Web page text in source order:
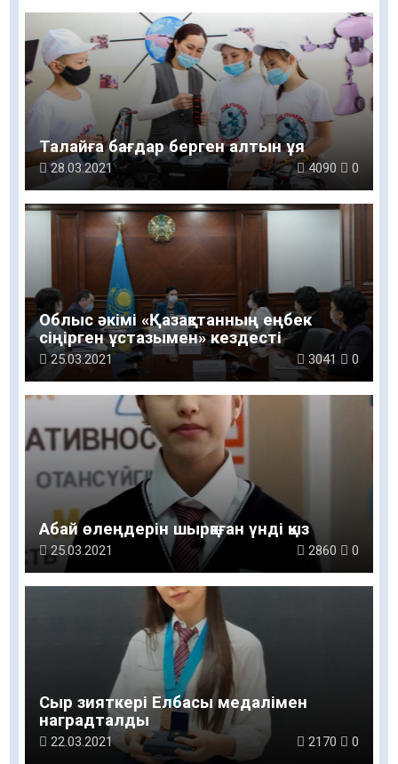
Талайға бағдар берген алтын ұя
28.03.2021 4090 0
Облыс әкімі «Қазақстанның еңбек
сіңірген ұстазымен» кездесті
25.03.2021 3041 0
Абай өлеңдерін шырқаған үнді қыз
25.03.2021 2860 0
Сыр зияткері Елбасы медалімен
наградталды
22.03.2021 2170 0